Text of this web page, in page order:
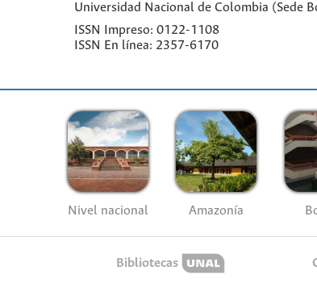
Universidad Nacional de Colombia (Sede
ISSN Impreso: 0122-1108
ISSN En línea: 2357-6170
Nivel nacional Amazonía
Bibliotecas